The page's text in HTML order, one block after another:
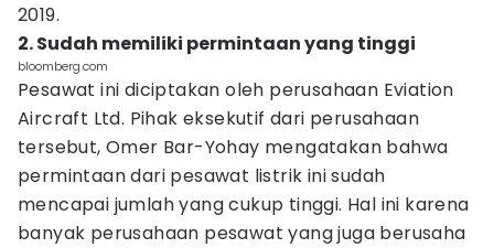
2019.
2. Sudah memiliki permintaan yang tinggi
bloomberg.com
Pesawat ini diciptakan oleh perusahaan Eviation
Aircraft Ltd. Pihak eksekutif dari perusahaan
tersebut, Omer Bar-Yohay mengatakan bahwa
permintaan dari pesawat listrik ini sudah
mencapai jumlah yang cukup tinggi. Hal ini karena
banyak perusahaan pesawat yang juga berusaha